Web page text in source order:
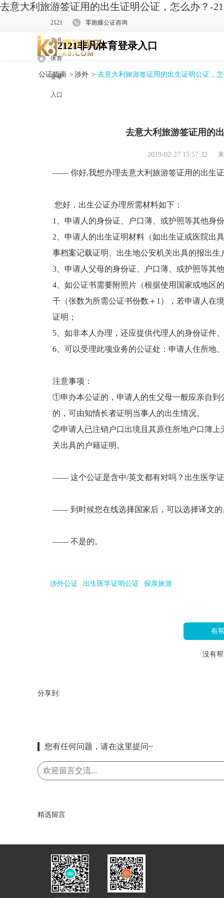
去意大利旅游签证用的出生证明公证，怎么办？-
2121
非凡
体育
登录
入口
零跑腿公证咨询
2121非凡体育登录入口
公证指南 > 涉外 > 去意大利旅游签证用的出生证明公证，
去意大利旅游签证用的
2019-02-27 15:57:32
—— 你好,我想办理去意大利旅游签证用的出生
您好，出生公证办理所需材料如下：
1、申请人的身份证、户口薄、或护照等其他身
2、申请人的出生证明材料（如出生证或医院出
事档案记载证明、出生地公安机关出具的报出生
3、申请人父母的身份证、户口薄、或护照等其
4、如公证书需要附照片（根据使用国家或地区
干（张数为所需公证书份数＋1），若申请人在
证明；
5、如非本人办理，还应提供代理人的身份证件
6、可以受理此项业务的公证处：申请人住所地
注意事项：
①申办本公证的，申请人的生父母一般应亲自到
的，可由知情长者证明当事人的出生情况。
②申请人已注销户口出境且其原住所地户口簿上
关出具的户籍证明。
—— 这个公证是含中/英文都有对吗？出生医学
—— 到时候您在线选择国家后，可以选择译文的
—— 不是的。
涉外公证 出生医学证明公证 探亲旅游
有
没有
分享到:
您有任何问题，请在这里提问~
精选留言